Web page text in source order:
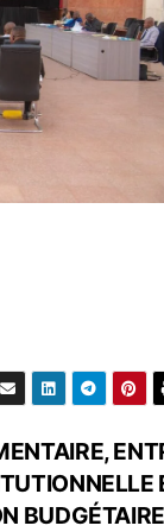
BUDGÉTAIRE